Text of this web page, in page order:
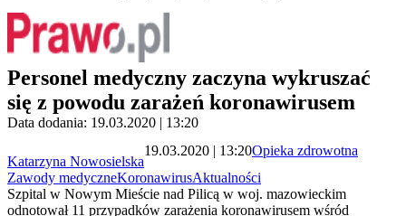
Personel medyczny zaczyna wykruszać
się z powodu zarażeń koronawirusem
Data dodania: 19.03.2020 | 13:20
Katarzyna Nowosielska
19.03.2020 | 13:20Opieka zdrowotna
Zawody medyczneKoronawirusAktualności
Szpital w Nowym Mieście nad Pilicą w woj. mazowieckim
odnotował 11 przypadków zarażenia koronawirusem wśród